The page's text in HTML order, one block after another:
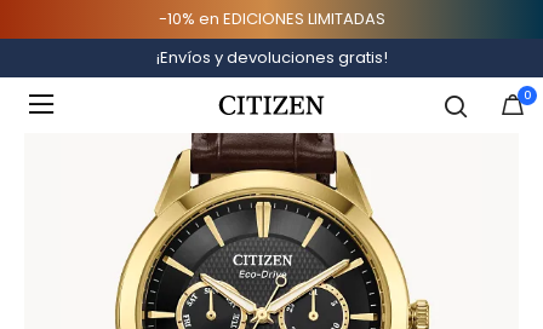
-10% en EDICIONES LIMITADAS
¡Envíos y devoluciones gratis!
0
Destacados Especiales Online
Manage Wishlist